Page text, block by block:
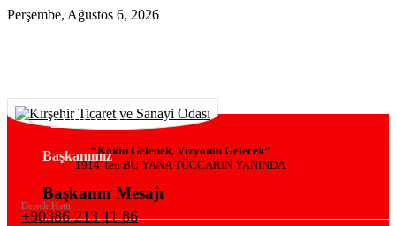
Perşembe, Ağustos 6, 2026
“Köklü Gelenek, Vizyonlu Gelecek”
1914’ ten BU YANA TÜCCARIN YANINDA
Destek Hattı
+90386 213 11 86
KURUMSAL
Başkanımız
Başkanın Mesajı